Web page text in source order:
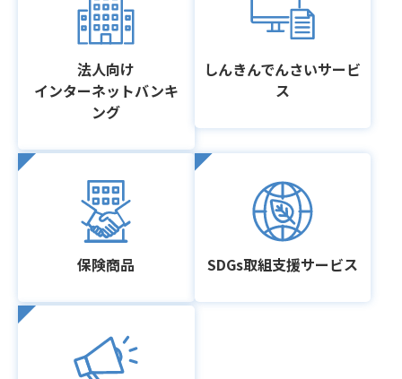
法人向け
インターネットバンキ
ング
しんきんでんさいサービ
ス
保険商品 SDGs取組支援サービス